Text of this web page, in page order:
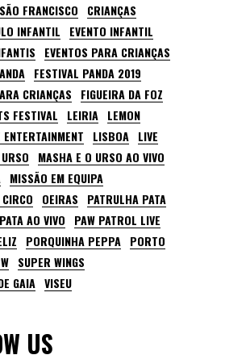
FRANCISCO
CRIANÇAS
INFANTIL
EVENTO INFANTIL
EVENTOS PARA CRIANÇAS
FESTIVAL PANDA 2019
CRIANÇAS
FIGUEIRA DA FOZ
FESTIVAL
LEIRIA LEMON
LISBOA LIVE
MASHA E O URSO AO VIVO
MISSÃO EM EQUIPA
OEIRAS
PATRULHA PATA
AO VIVO
PAW PATROL LIVE
PORQUINHA PEPPA PORTO
SUPER WINGS
GAIA VISEU
US